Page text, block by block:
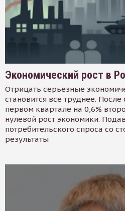
Экономический рост в
Отрицать серьезные
становится все труднее.
первом квартале на 0,6%
нулевой рост экономики.
потребительского спроса со
результаты